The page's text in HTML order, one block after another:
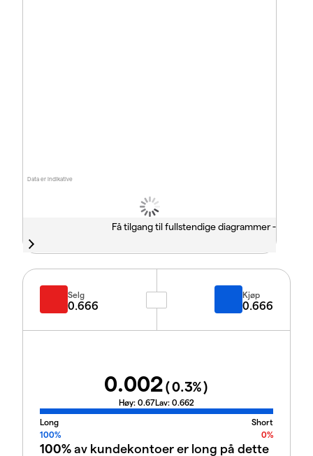
Data er indikative
Få tilgang til fullstendige diagrammer -
Selg
0.666
Kjøp
0.666
0.002(0.3%)
Høy: 0.67Lav: 0.662
Long
Short
100%
0%
100%av kundekontoer er long på dette